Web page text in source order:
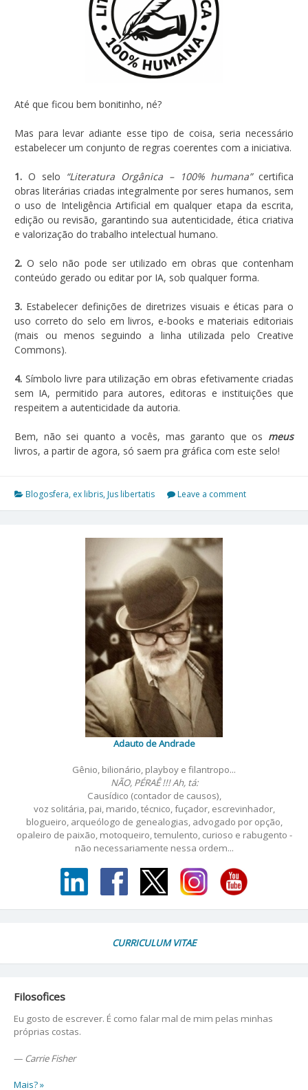
Até que ficou bem bonitinho, né?
Mas para levar adiante esse tipo de coisa, seria necessário
estabelecer um conjunto de regras coerentes com a iniciativa.
1. O selo “Literatura Orgânica – 100% humana”certifica
obras literárias criadas integralmente por seres humanos, sem
o uso de Inteligência Artificial em qualquer etapa da escrita,
edição ou revisão, garantindo sua autenticidade, ética criativa
e valorização do trabalho intelectual humano.
2. O selo não pode ser utilizado em obras que contenham
conteúdo gerado ou editar por IA, sob qualquer forma.
3. Estabelecer definições de diretrizes visuais e éticas para o
uso correto do selo em livros, e-books e materiais editoriais
(mais ou menos seguindo a linha utilizada pelo Creative
Commons).
4. Símbolo livre para utilização em obras efetivamente criadas
sem IA, permitido para autores, editoras e instituições que
respeitem a autenticidade da autoria.
Bem, não sei quanto a vocês, mas garanto que os meus
livros, a partir de agora, só saem pra gráfica com este selo!
Blogosfera, ex libris, Jus libertatis Leave a comment
Adauto de Andrade
Gênio, bilionário, playboy e filantropo...
NÃO, PÉRAÊ !!! Ah, tá:
Causídico (contador de causos),
voz solitária, pai, marido, técnico, fuçador, escrevinhador,
blogueiro, arqueólogo de genealogias, advogado por opção,
opaleiro de paixão, motoqueiro, temulento, curioso e rabugento -
não necessariamente nessa ordem...
CURRICULUM VITAE
Filosofices
Eu gosto de escrever. É como falar mal de mim pelas minhas
próprias costas.
— Carrie Fisher
Mais? »